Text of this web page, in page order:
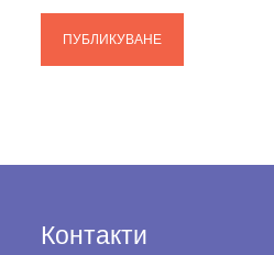
Контакти